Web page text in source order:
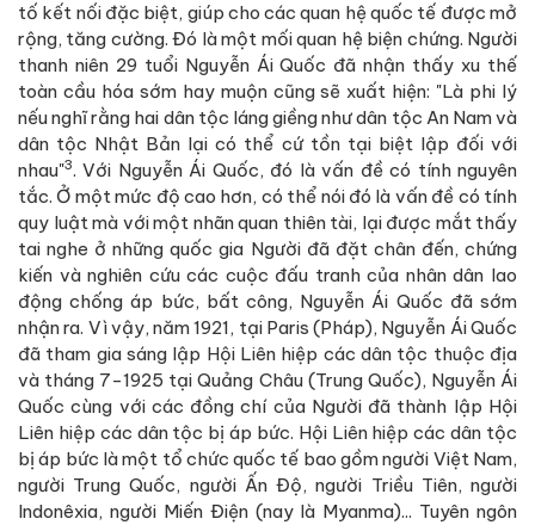
tố kết nối đặc biệt, giúp cho các quan hệ quốc tế được mở
rộng, tăng cường. Đó là một mối quan hệ biện chứng. Người
thanh niên 29 tuổi Nguyễn Ái Quốc đã nhận thấy xu thế
toàn cầu hóa sớm hay muộn cũng sẽ xuất hiện: "Là phi lý
nếu nghĩ rằng hai dân tộc láng giềng như dân tộc An Nam và
dân tộc Nhật Bản lại có thể cứ tồn tại biệt lập đối với
nhau"3. Với Nguyễn Ái Quốc, đó là vấn đề có tính nguyên
tắc. Ở một mức độ cao hơn, có thể nói đó là vấn đề có tính
quy luật mà với một nhãn quan thiên tài, lại được mắt thấy
tai nghe ở những quốc gia Người đã đặt chân đến, chứng
kiến và nghiên cứu các cuộc đấu tranh của nhân dân lao
động chống áp bức, bất công, Nguyễn Ái Quốc đã sớm
nhận ra. Vì vậy, năm 1921, tại Paris (Pháp), Nguyễn Ái Quốc
đã tham gia sáng lập Hội Liên hiệp các dân tộc thuộc địa
và tháng 7-1925 tại Quảng Châu (Trung Quốc), Nguyễn Ái
Quốc cùng với các đồng chí của Người đã thành lập Hội
Liên hiệp các dân tộc bị áp bức. Hội Liên hiệp các dân tộc
bị áp bức là một tổ chức quốc tế bao gồm người Việt Nam,
người Trung Quốc, người Ấn Độ, người Triều Tiên, người
Indonêxia, người Miến Điện (nay là Myanma)... Tuyên ngôn